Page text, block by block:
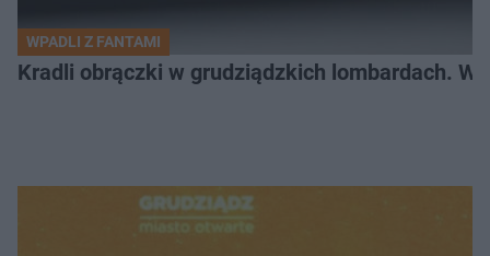
WPADLI Z FANTAMI
Kradli obrączki w grudziądzkich lombardach.